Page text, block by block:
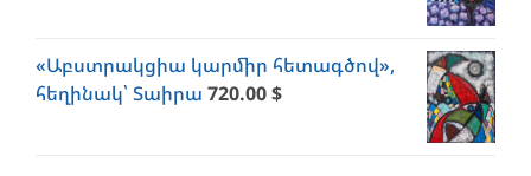
«Աբստրակցիա կարմիր հետագծով»,
հեղինակ՝ Տաիրա 720.00$